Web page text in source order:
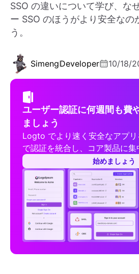
SSO の違いについて学び、な
ー SSO のほうがより安全なの
う。
SimengDeveloper 10/18/
ユーザー認証に何週間も費
ましょう
Logto でより速く安全なアプ
で認証を統合し、コア製品に集
始めましょう